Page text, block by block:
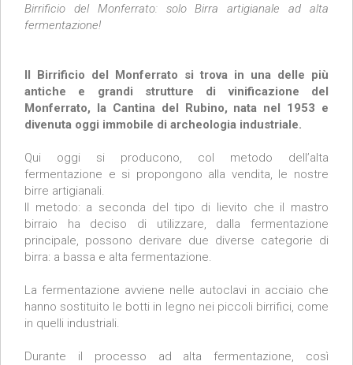
Birrificio del Monferrato: solo Birra artigianale ad alta
fermentazione!
Il Birrificio del Monferrato si trova in una delle più
antiche e grandi strutture di vinificazione del
Monferrato, la Cantina del Rubino, nata nel 1953 e
divenuta oggi immobile di archeologia industriale.
Qui oggi si producono, col metodo dell’alta
fermentazione e si propongono alla vendita, le nostre
birre artigianali.
Il metodo: a seconda del tipo di lievito che il mastro
birraio ha deciso di utilizzare, dalla fermentazione
principale, possono derivare due diverse categorie di
birra: a bassa e alta fermentazione.
La fermentazione avviene nelle autoclavi in acciaio che
hanno sostituito le botti in legno nei piccoli birrifici, come
in quelli industriali.
Durante il processo ad alta fermentazione, così